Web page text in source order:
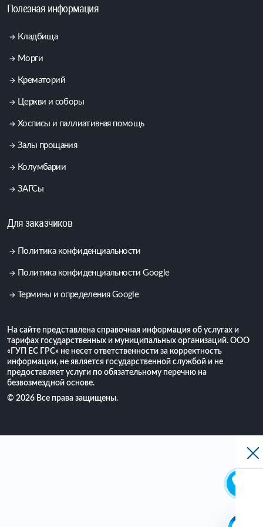
Полезная информация
Кладбища
Морги
Крематорий
Церкви и соборы
Хосписы и паллиативная помощь
Залы прощания
Колумбарии
ЗАГСы
Для заказчиков
Политика конфиденциальности
Политика конфиденциальности Google
Термины и определения Google
На сайте представлена справочная информация об услугах и
тарифах государственных и муниципальных организаций. ООО
«ГУП ЕС ГРС» не несет ответственности за корректность
информации, не является государственной службой и не
предоставляет услуги по обязательному перечню на
безвозмездной основе.
© 2026 Все права защищены.